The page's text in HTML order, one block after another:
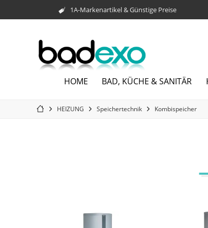
1A-Markenartikel & Günstige Preise
HOME BAD, KÜCHE & SANITÄR
HEIZUNG Speichertechnik Kombispeicher